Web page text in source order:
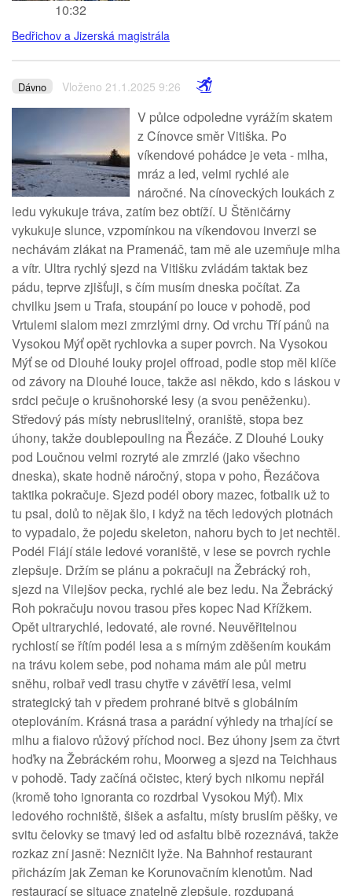
10:32
Bedřichov a Jizerská magistrála
Dávno Vloženo 21.1.2025 9:26
V půlce odpoledne vyrážím skatem
z Cínovce směr Vitiška. Po
víkendové pohádce je veta - mlha,
mráz a led, velmi rychlé ale
náročné. Na cínoveckých loukách z
ledu vykukuje tráva, zatím bez obtíží. U Štěničárny
vykukuje slunce, vzpomínkou na víkendovou inverzi se
nechávám zlákat na Pramenáč, tam mě ale uzemňuje mlha
a vítr. Ultra rychlý sjezd na Vitišku zvládám taktak bez
pádu, teprve zjišťuji, s čím musím dneska počítat. Za
chvilku jsem u Trafa, stoupání po louce v pohodě, pod
Vrtulemi slalom mezi zmrzlými drny. Od vrchu Tří pánů na
Vysokou Mýť opět rychlovka a super povrch. Na Vysokou
Mýť se od Dlouhé louky projel offroad, podle stop měl klíče
od závory na Dlouhé louce, takže asi někdo, kdo s láskou v
srdci pečuje o krušnohorské lesy (a svou peněženku).
Středový pás místy nebruslitelný, oraniště, stopa bez
úhony, takže doublepouling na Řezáče. Z Dlouhé Louky
pod Loučnou velmi rozryté ale zmrzlé (jako všechno
dneska), skate hodně náročný, stopa v poho, Řezáčova
taktika pokračuje. Sjezd podél obory mazec, fotbalik už to
tu psal, dolů to nějak šlo, i když na těch ledových plotnách
to vypadalo, že pojedu skeleton, nahoru bych to jet nechtěl.
Podél Flájí stále ledové voraniště, v lese se povrch rychle
zlepšuje. Držím se plánu a pokračuji na Žebrácký roh,
sjezd na Vilejšov pecka, rychlé ale bez ledu. Na Žebrácký
Roh pokračuju novou trasou přes kopec Nad Křížkem.
Opět ultrarychlé, ledovaté, ale rovné. Neuvěřitelnou
rychlostí se řítím podél lesa a s mírným zděšením koukám
na trávu kolem sebe, pod nohama mám ale půl metru
sněhu, rolbař vedl trasu chytře v závětří lesa, velmi
strategický tah v předem prohrané bitvě s globálním
oteplováním. Krásná trasa a parádní výhledy na trhající se
mlhu a fialovo růžový příchod noci. Bez úhony jsem za čtvrt
hoďky na Žebráckém rohu, Moorweg a sjezd na Teichhaus
v pohodě. Tady začíná očistec, který bych nikomu nepřál
(kromě toho ignoranta co rozdrbal Vysokou Mýť). Mix
ledového rochniště, šišek a asfaltu, místy bruslím pěšky, ve
svitu čelovky se tmavý led od asfaltu blbě rozeznává, takže
rozkaz zní jasně: Nezničit lyže. Na Bahnhof restaurant
přicházím jak Zeman ke Korunovačním klenotům. Nad
restaurací se situace znatelně zlepšuje, rozdupaná